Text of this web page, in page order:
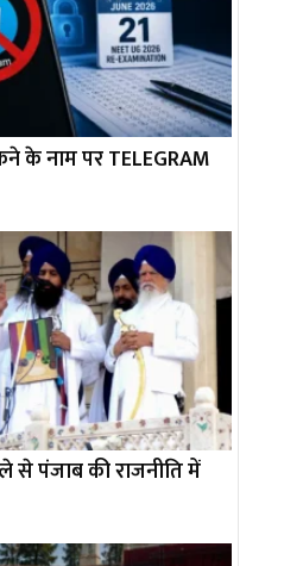
के नाम पर TELEGRAM
पंजाब की राजनीति में